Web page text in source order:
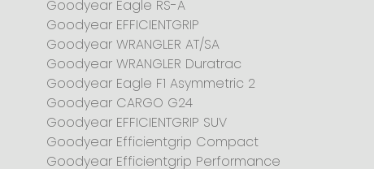
Goodyear Eagle RS-A
Goodyear EFFICIENTGRIP
Goodyear WRANGLER AT/SA
Goodyear WRANGLER Duratrac
Goodyear Eagle F1 Asymmetric 2
Goodyear CARGO G24
Goodyear EFFICIENTGRIP SUV
Goodyear Efficientgrip Compact
Goodyear Efficientgrip Performance